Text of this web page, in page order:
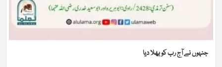
جنہوں نے آج رب کو بھلا دیا